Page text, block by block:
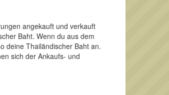
angekauft und verkauft
Baht. Wenn du aus dem
deine Thailändischer Baht an.
sich der Ankaufs- und